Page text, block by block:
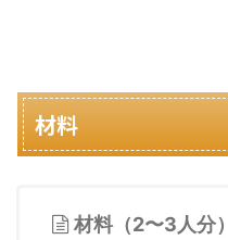
材料
材料（2〜3人分）